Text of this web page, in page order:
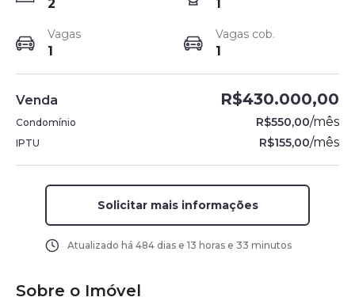
2 1
Vagas
1
Vagas cob.
1
Venda R$430.000,00
Condomínio R$550,00/mês
IPTU R$155,00/mês
Solicitar mais informações
Atualizado há 484 dias e 13 horas e 33 minutos
Sobre o Imóvel